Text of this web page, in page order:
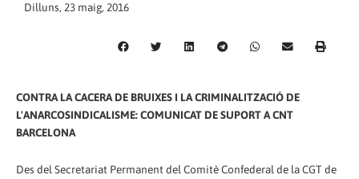
Dilluns, 23 maig, 2016
CONTRA LA CACERA DE BRUIXES I LA CRIMINALITZACIÓ DE
L'ANARCOSINDICALISME: COMUNICAT DE SUPORT A CNT
BARCELONA
Des del Secretariat Permanent del Comitè Confederal de la CGT de